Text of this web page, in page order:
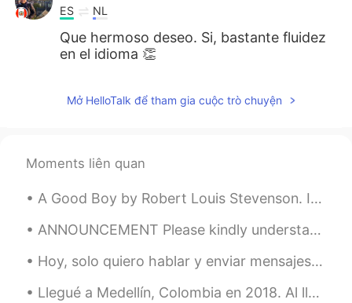
ES NL
Que hermoso deseo. Si, bastante fluidez
en el idioma 👏
Mở HelloTalk để tham gia cuộc trò chuyện
Moments liên quan
A Good Boy by Robert Louis Stevenson. I woke before the morning, I was happy all the day, I neve...
ANNOUNCEMENT Please kindly understand there is 600 people following me .. I can not teach each o...
Hoy, solo quiero hablar y enviar mensajes de texto con mis amigos en esta aplicación. Me siento q...
Llegué a Medellín, Colombia en 2018. Al llegar el avion sonó Shakira jaja y cuando salí del aerop...